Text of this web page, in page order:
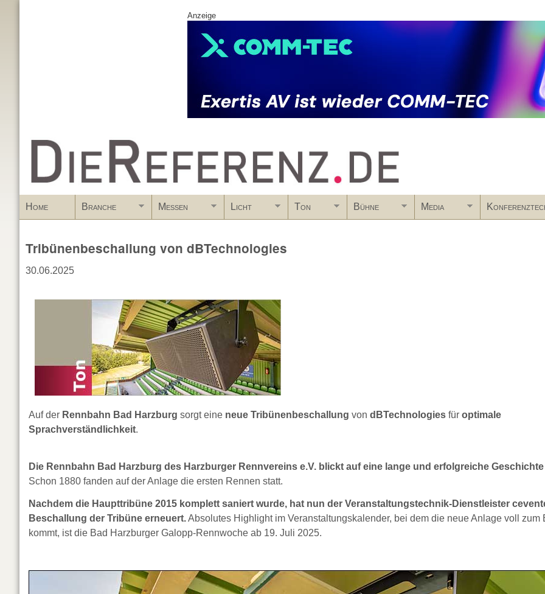
Anzeige
www.DieReferenz.de
Home Branche Messen Licht Ton Bühne Media
Tribünenbeschallung von dBTechnologies
30.06.2025
Auf der Rennbahn Bad Harzburg sorgt eine neue Tribünenbeschallung von dBTechnologies für optimale
Sprachverständlichkeit.
Die Rennbahn Bad Harzburg des Harzburger Rennvereins e.V. blickt auf eine lange und erfolgreiche
Schon 1880 fanden auf der Anlage die ersten Rennen statt.
Nachdem die Haupttribüne 2015 komplett saniert wurde, hat nun der Veranstaltungstechnik-Dienstleister
Beschallung der Tribüne erneuert.Absolutes Highlight im Veranstaltungskalender, bei dem die neue Anlage voll zum
kommt, ist die Bad Harzburger Galopp-Rennwoche ab 19. Juli 2025.